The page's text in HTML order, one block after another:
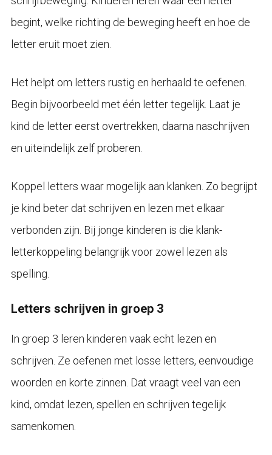
begint, welke richting de beweging heeft en hoe de
letter eruit moet zien.
Het helpt om letters rustig en herhaald te oefenen.
Begin bijvoorbeeld met één letter tegelijk. Laat je
kind de letter eerst overtrekken, daarna naschrijven
en uiteindelijk zelf proberen.
Koppel letters waar mogelijk aan klanken. Zo begrijpt
je kind beter dat schrijven en lezen met elkaar
verbonden zijn. Bij jonge kinderen is die klank-
letterkoppeling belangrijk voor zowel lezen als
spelling.
Letters schrijven in groep 3
In groep 3 leren kinderen vaak echt lezen en
schrijven. Ze oefenen met losse letters, eenvoudige
woorden en korte zinnen. Dat vraagt veel van een
kind, omdat lezen, spellen en schrijven tegelijk
samenkomen.